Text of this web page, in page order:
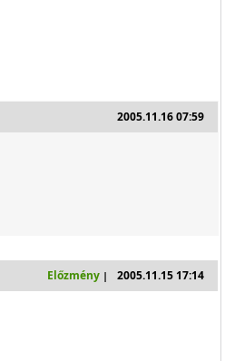
2005.11.16 07:59
Előzmény | 2005.11.15 17:14